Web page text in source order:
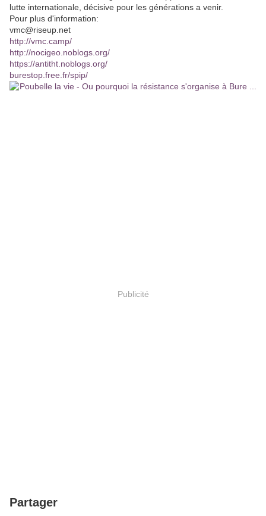
lutte internationale, décisive pour les générations a venir.
Pour plus d'information:
vmc@riseup.net
http://vmc.camp/
http://nocigeo.noblogs.org/
https://antitht.noblogs.org/
burestop.free.fr/spip/
Publicité
Partager